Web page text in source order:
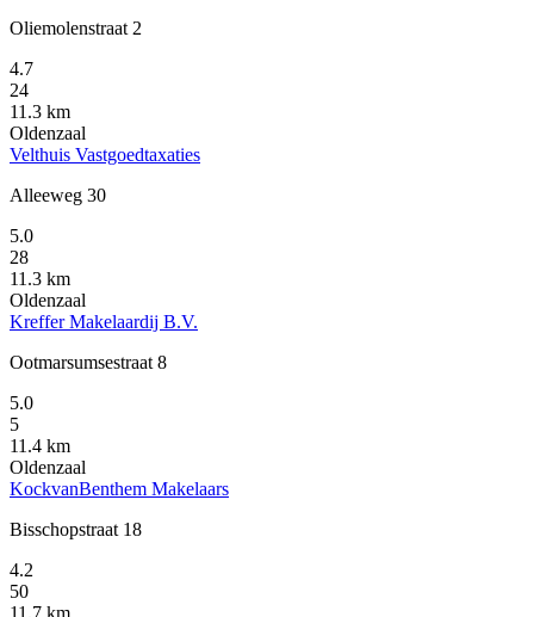
Oliemolenstraat 2
4.7
24
11.3 km
Oldenzaal
Velthuis Vastgoedtaxaties
Alleeweg 30
5.0
28
11.3 km
Oldenzaal
Kreffer Makelaardij B.V.
Ootmarsumsestraat 8
5.0
5
11.4 km
Oldenzaal
KockvanBenthem Makelaars
Bisschopstraat 18
4.2
50